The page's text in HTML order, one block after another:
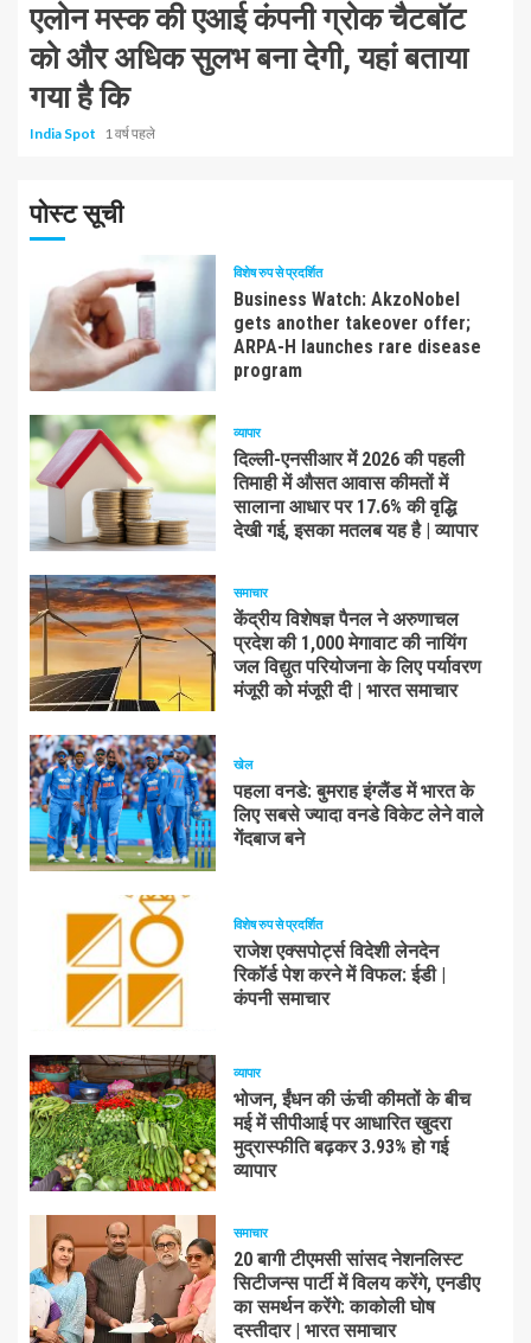
एलोन मस्क की एआई कंपनी ग्रोक चैटबॉट
को और अधिक सुलभ बना देगी, यहां बताया
गया है कि
India Spot 1 वर्ष पहले
पोस्ट सूची
विशेष रुप से प्रदर्शित
Business Watch: AkzoNobel
gets another takeover offer;
ARPA-H launches rare disease
program
व्यापार
दिल्ली-एनसीआर में 2026 की पहली
तिमाही में औसत आवास कीमतों में
सालाना आधार पर 17.6% की वृद्धि
देखी गई, इसका मतलब यह है | व्यापार
समाचार
केंद्रीय विशेषज्ञ पैनल ने अरुणाचल
प्रदेश की 1,000 मेगावाट की नायिंग
जल विद्युत परियोजना के लिए पर्यावरण
मंजूरी को मंजूरी दी | भारत समाचार
खेल
पहला वनडे: बुमराह इंग्लैंड में भारत के
लिए सबसे ज्यादा वनडे विकेट लेने वाले
गेंदबाज बने
विशेष रुप से प्रदर्शित
राजेश एक्सपोर्ट्स विदेशी लेनदेन
रिकॉर्ड पेश करने में विफल: ईडी |
कंपनी समाचार
व्यापार
भोजन, ईंधन की ऊंची कीमतों के बीच
मई में सीपीआई पर आधारित खुदरा
मुद्रास्फीति बढ़कर 3.93% हो गई
व्यापार
समाचार
20 बागी टीएमसी सांसद नेशनलिस्ट
सिटीजन्स पार्टी में विलय करेंगे, एनडीए
का समर्थन करेंगे: काकोली घोष
दस्तीदार | भारत समाचार